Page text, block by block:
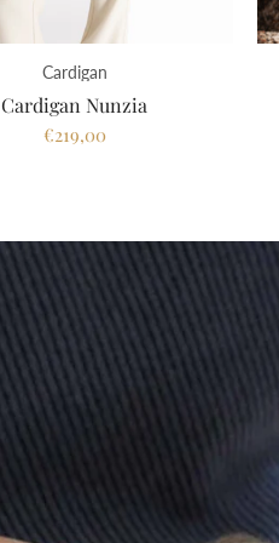
Cardigan
Cardigan Nunzia
€219,00